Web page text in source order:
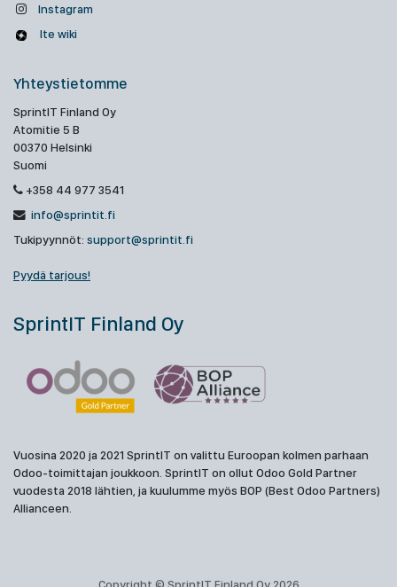
Instagram
Ite wiki
Yhteystietomme
SprintIT Finland Oy
Atomitie 5 B
00370 Helsinki
Suomi
+358 44 977 3541
info@sprintit.fi
Tukipyynnöt: support@sprintit.fi
Pyydä tarjous!
SprintIT Finland Oy
Vuosina 2020 ja 2021 SprintIT on valittu Euroopan kolmen parhaan
Odoo-toimittajan joukkoon. SprintIT on ollut Odoo Gold Partner
vuodesta 2018 lähtien, ja kuulumme myös BOP (Best Odoo Partners)
Allianceen.
Copyright © SprintIT Finland Oy 2026